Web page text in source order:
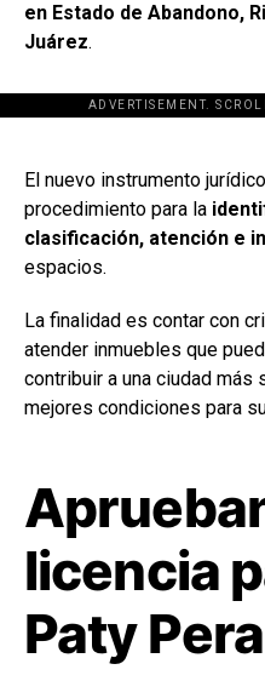
en Estado de Abandono,
Juárez.
ADVERTISEMENT.
[adsforwp
El nuevo instrumento
procedimiento para la
clasificación, atención e
espacios.
La finalidad es contar con
atender inmuebles que
contribuir a una ciudad más
mejores condiciones para
licencia
Paty